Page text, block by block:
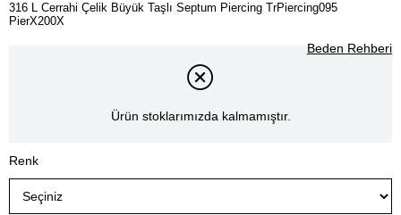
316 L Cerrahi Çelik Büyük Taşlı Septum Piercing TrPiercing095
PierX200X
Beden Rehberi
Ürün stoklarımızda kalmamıştır.
Renk